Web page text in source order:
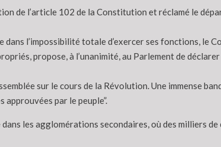
de l’article 102 de la Constitution et réclamé le
l’impossibilité totale d’exercer ses fonctions, le
propose, à l’unanimité, au Parlement de déclarer
sur le cours de la Révolution. Une immense
par le peuple”.
dans les agglomérations secondaires, où des milliers